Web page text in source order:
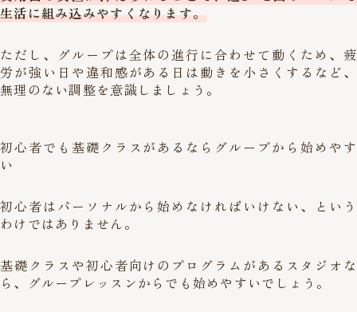
生活に組み込みやすくなります。
ただし、グループは全体の進行に合わせて動くため、疲
労が強い日や違和感がある日は動きを小さくするなど、
無理のない調整を意識しましょう。
初心者でも基礎クラスがあるならグループから始めやす
い
初心者はパーソナルから始めなければいけない、という
わけではありません。
基礎クラスや初心者向けのプログラムがあるスタジオな
ら、グループレッスンからでも始めやすいでしょう。